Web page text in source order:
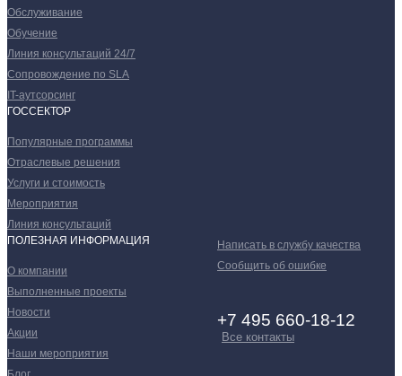
Обслуживание
Обучение
Линия консультаций 24/7
Сопровождение по SLA
IT-аутсорсинг
ГОССЕКТОР
Популярные программы
Отраслевые решения
Услуги и стоимость
Мероприятия
Линия консультаций
ПОЛЕЗНАЯ ИНФОРМАЦИЯ
О компании
Выполненные проекты
Новости
Акции
Наши мероприятия
Написать в службу качества
Сообщить об ошибке
+7 495 660-18-12
Все контакты